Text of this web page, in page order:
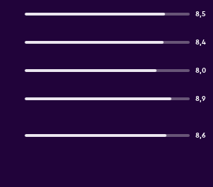
8,5
8,4
8,0
8,9
8,6